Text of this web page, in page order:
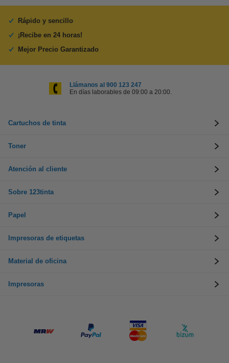
Rápido y sencillo
¡Recibe en 24 horas!
Mejor Precio Garantizado
Llámanos al 900 123 247
En días laborables de 09:00 a 20:00.
Cartuchos de tinta
Toner
Atención al cliente
Sobre 123tinta
Papel
Impresoras de etiquetas
Material de oficina
Impresoras